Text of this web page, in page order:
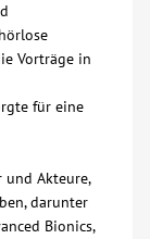
Vorträge in
für eine
Akteure,
darunter
Bionics,